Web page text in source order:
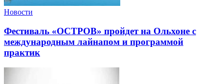
Новости
Фестиваль «ОСТРОВ» пройдет на Ольхоне с
международным лайнапом и программой
практик